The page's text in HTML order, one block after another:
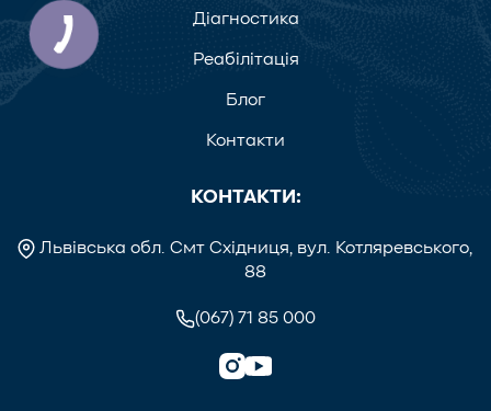
Діагностика
Реабілітація
Блог
Контакти
КОНТАКТИ:
Львівська обл. Смт Східниця, вул. Котляревського,
88
(067) 71 85 000